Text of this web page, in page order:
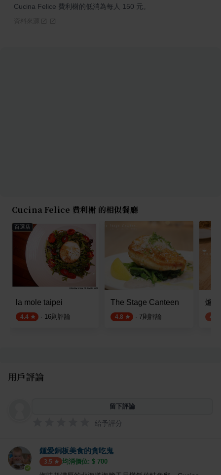
Cucina Felice 費利榭的低消為每人 150 元。
Cucina Felice 費利榭 的相似餐廳
百選店
la mole taipei
4.4 · 16則評論
The Stage Canteen
4.8 · 7則評論
爐
4.3
用戶評論
留下評論
給予評分
鍾愛銅板美食的貪吃鬼
3.5 均消價位: $ 700